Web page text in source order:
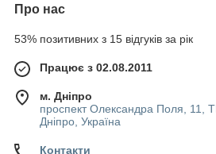
Про нас
53% позитивних з 15 відгуків за рік
Працює з 02.08.2011
м. Дніпро
проспект Олександра Поля, 11,
Дніпро, Україна
Контакти